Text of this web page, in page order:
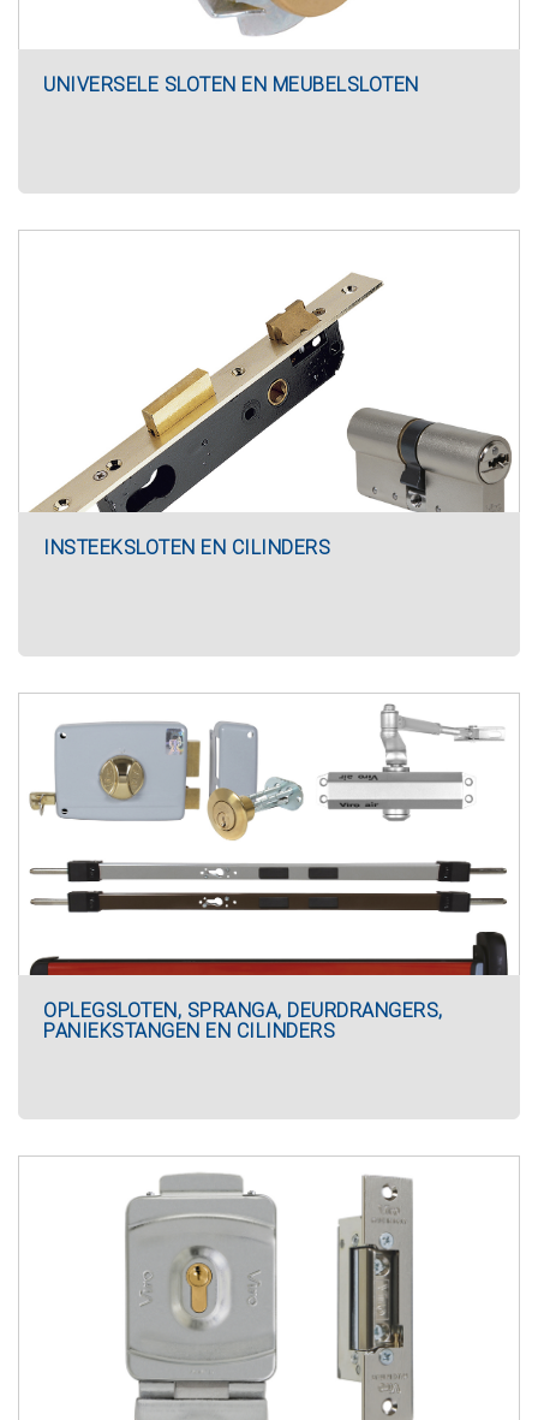
UNIVERSELE SLOTEN EN MEUBELSLOTEN
INSTEEKSLOTEN EN CILINDERS
OPLEGSLOTEN, SPRANGA, DEURDRANGERS,
PANIEKSTANGEN EN CILINDERS